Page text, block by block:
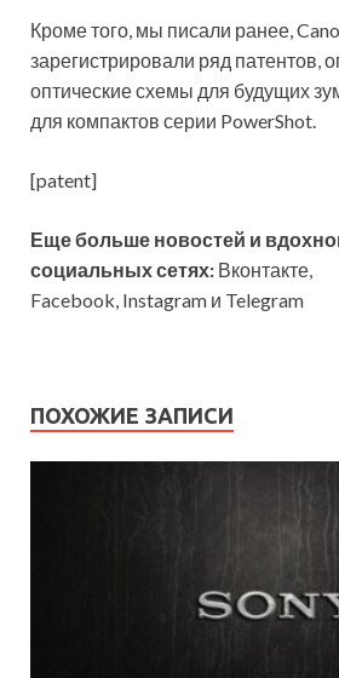
Кроме того, мы писали ранее,
зарегистрировали ряд патентов,
оптические схемы для будущих
для компактов серии PowerShot.
[patent]
Еще больше новостей и
социальных сетях: Вконтакте,
Facebook, Instagram и Telegram
ПОХОЖИЕ ЗАПИСИ